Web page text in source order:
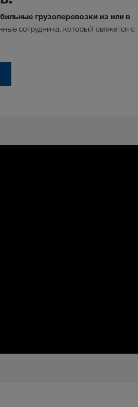
грузоперевозки из или в
сотрудника, который свяжется с